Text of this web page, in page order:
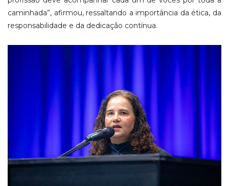
caminhada”, afirmou, ressaltando a importância da ética, da
responsabilidade e da dedicação contínua.